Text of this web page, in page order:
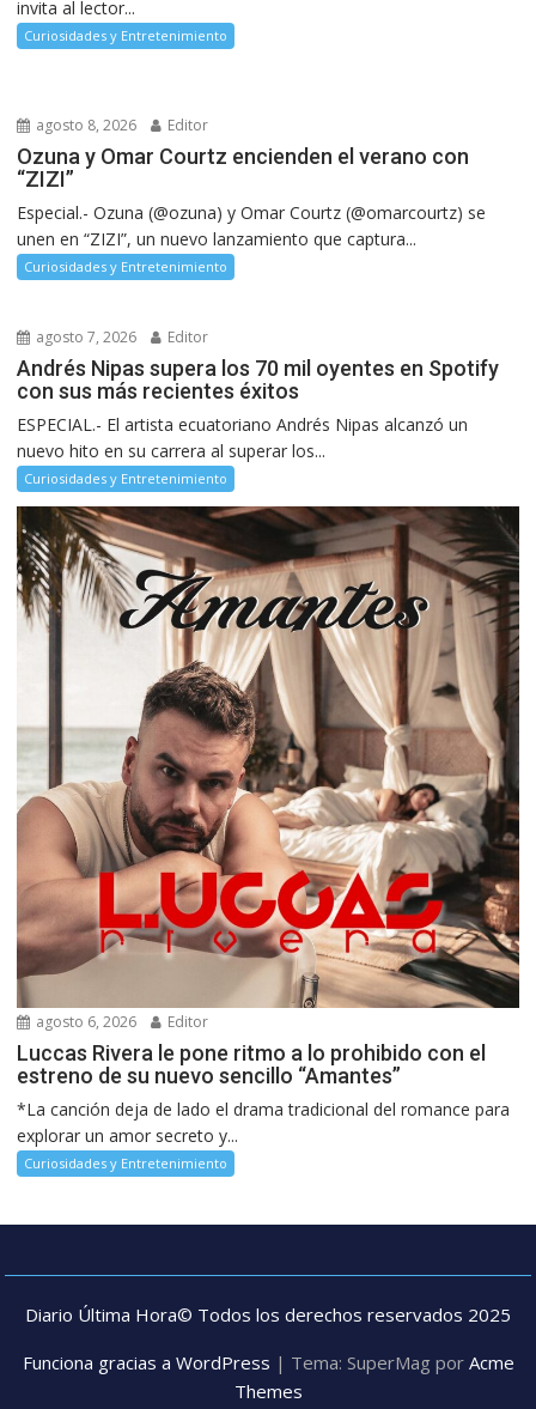
invita al lector...
Curiosidades y Entretenimiento
agosto 8, 2026 Editor
Ozuna y Omar Courtz encienden el verano con
“ZIZI”
Especial.- Ozuna (@ozuna) y Omar Courtz (@omarcourtz) se
unen en “ZIZI”, un nuevo lanzamiento que captura...
Curiosidades y Entretenimiento
agosto 7, 2026 Editor
Andrés Nipas supera los 70 mil oyentes en Spotify
con sus más recientes éxitos
ESPECIAL.- El artista ecuatoriano Andrés Nipas alcanzó un
nuevo hito en su carrera al superar los...
Curiosidades y Entretenimiento
agosto 6, 2026 Editor
Luccas Rivera le pone ritmo a lo prohibido con el
estreno de su nuevo sencillo “Amantes”
*La canción deja de lado el drama tradicional del romance para
explorar un amor secreto y...
Curiosidades y Entretenimiento
Diario Última Hora© Todos los derechos reservados 2025
Funciona gracias a WordPress | Tema: SuperMag por Acme
Themes